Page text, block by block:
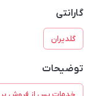
گارانتی
گلدیران
توضیحات